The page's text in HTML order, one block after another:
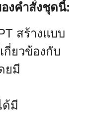
งคำสั่งชุดนี้:
สร้างแบบ
กี่ยวข้องกับ
ยมี
ด้มี